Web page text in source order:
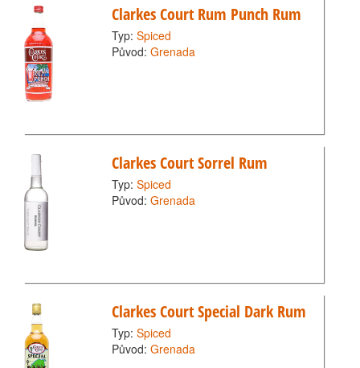
Clarkes Court Rum Punch Rum
Typ: Spiced
Původ: Grenada
Clarkes Court Sorrel Rum
Typ: Spiced
Původ: Grenada
Clarkes Court Special Dark Rum
Typ: Spiced
Původ: Grenada